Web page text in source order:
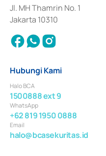
Jl. MH Thamrin No. 1
Jakarta 10310
Hubungi Kami
Halo BCA
1500888 ext 9
WhatsApp
+62 819 1950 0888
Email
halo@bcasekuritas.id